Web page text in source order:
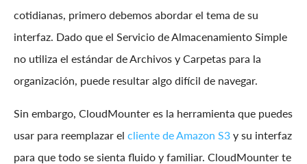
cotidianas, primero debemos abordar el tema de su
interfaz. Dado que el Servicio de Almacenamiento Simple
no utiliza el estándar de Archivos y Carpetas para la
organización, puede resultar algo difícil de navegar.
Sin embargo, CloudMounter es la herramienta que puedes
usar para reemplazar el cliente de Amazon S3 y su interfaz
para que todo se sienta fluido y familiar. CloudMounter te